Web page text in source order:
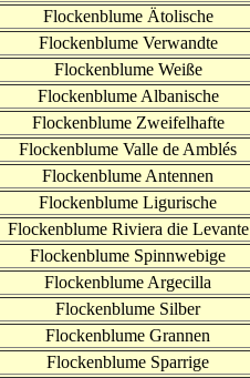
Flockenblume Ätolische
Flockenblume Verwandte
Flockenblume Weiße
Flockenblume Albanische
Flockenblume Zweifelhafte
Flockenblume Valle de Amblés
Flockenblume Antennen
Flockenblume Ligurische
Flockenblume Riviera die Levante
Flockenblume Spinnwebige
Flockenblume Argecilla
Flockenblume Silber
Flockenblume Grannen
Flockenblume Sparrige